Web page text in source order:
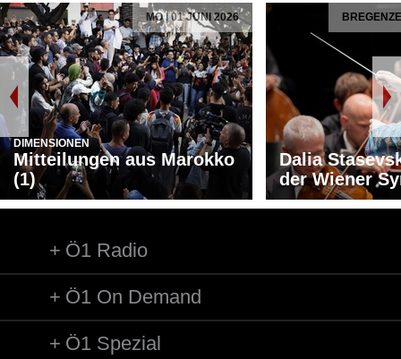
MO | 01 JUNI 2026
DIMENSIONEN
Mitteilungen aus Marokko
(1)
Dalia
der Wiener
Ö1 Radio
Ö1 On Demand
Ö1 Spezial